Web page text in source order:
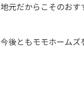
地元だからこそのおす
今後ともモモホームズ